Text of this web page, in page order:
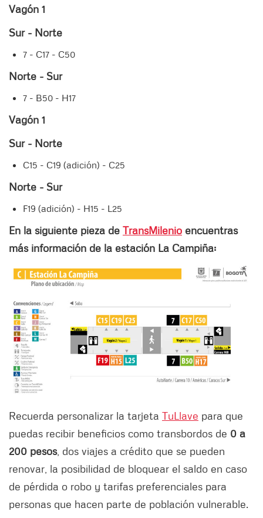
Vagón 1
Sur - Norte
7 - C17 - C50
Norte - Sur
7 - B50 - H17
Vagón 1
Sur - Norte
C15 - C19 (adición) - C25
Norte - Sur
F19 (adición) - H15 - L25
En la siguiente pieza de TransMilenio encuentras
más información de la estación La Campiña:
Recuerda personalizar la tarjeta TuLlave para que
puedas recibir beneficios como transbordos de 0 a
200 pesos, dos viajes a crédito que se pueden
renovar, la posibilidad de bloquear el saldo en caso
de pérdida o robo y tarifas preferenciales para
personas que hacen parte de población vulnerable.